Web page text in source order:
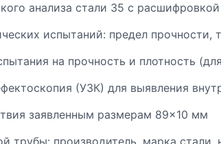
анализа стали 35 с
испытаний: предел прочности,
на прочность и плотность
(УЗК) для выявления
заявленным размерам 89×10 мм
трубы: производитель, марка стали,